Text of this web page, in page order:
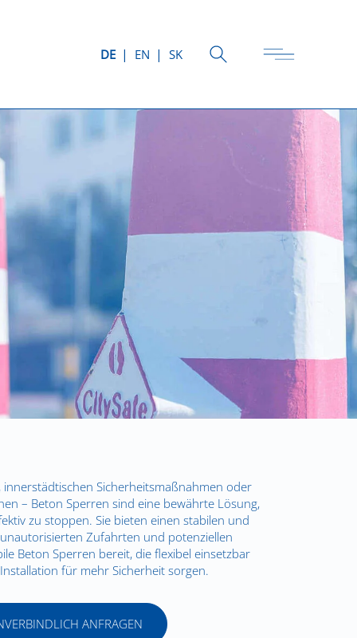
DE EN SK
Sicherheitsmaßnahmen oder
– Beton Sperren sind eine bewährte Lösung,
zu stoppen. Sie bieten einen stabilen und
Zufahrten und potenziellen
Beton Sperren bereit, die flexibel einsetzbar
für mehr Sicherheit sorgen.
ANFRAGEN